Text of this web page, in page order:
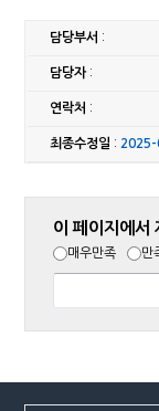
담당부서 :
담당자:
연락처 :
최종수정일 :
이 페이지에서
매우만족 만